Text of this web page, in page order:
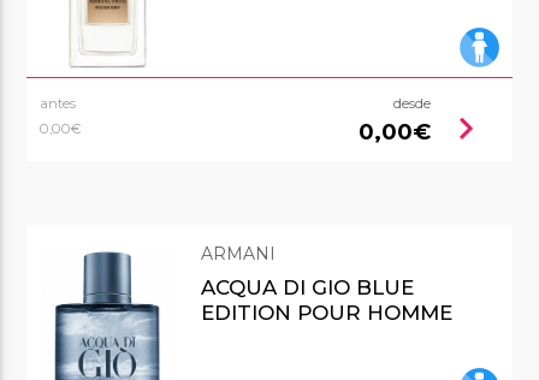
antes
0,00€
desde
0,00€ chevron_right
ARMANI
ACQUA DI GIO BLUE
EDITION POUR HOMME